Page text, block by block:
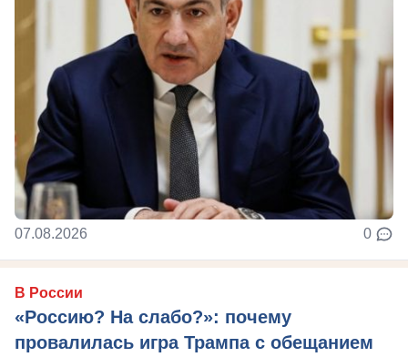
07.08.2026 0
В России
«Россию? На слабо?»: почему
провалилась игра Трампа с обещанием